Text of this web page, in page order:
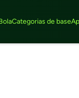
Categorias de base